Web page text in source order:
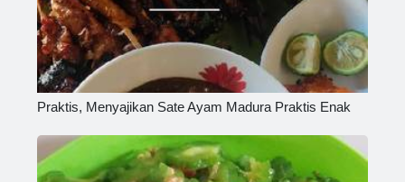
Praktis, Menyajikan Sate Ayam Madura Praktis Enak